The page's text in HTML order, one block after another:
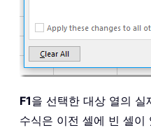
F1을 선택한 대상 열의 실
수식은 이전 셀에 빈 셀이